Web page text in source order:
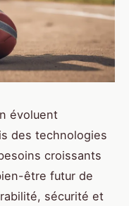
évoluent
des technologies
croissants
être futur de
sécurité et